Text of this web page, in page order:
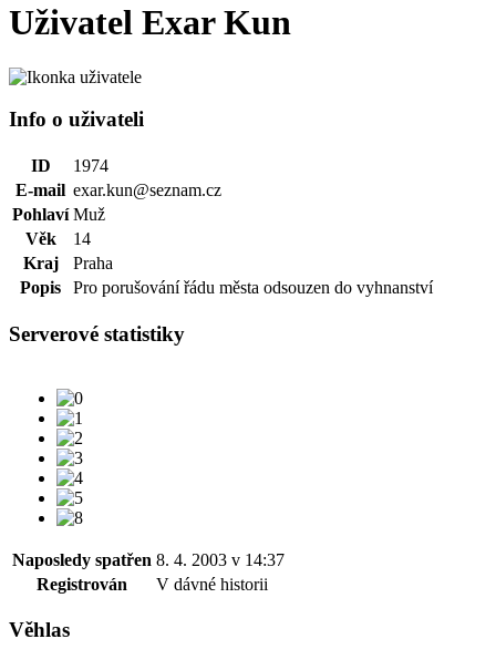
Uživatel Exar Kun
Info o uživateli
ID
1974
E-mail exar.kun@seznam.cz
Pohlaví Muž
Věk
14
Kraj
Praha
Popis
Pro porušování řádu města odsouzen do vyhnanství
Serverové statistiky
Naposledy spatřen 8. 4. 2003 v 14:37
Registrován
V dávné historii
Věhlas